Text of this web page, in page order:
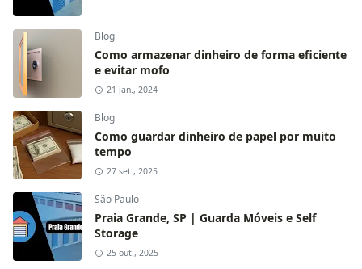
Blog
Como armazenar dinheiro de forma eficiente
e evitar mofo
21 jan., 2024
Blog
Como guardar dinheiro de papel por muito
tempo
27 set., 2025
São Paulo
Praia Grande, SP | Guarda Móveis e Self
Storage
25 out., 2025